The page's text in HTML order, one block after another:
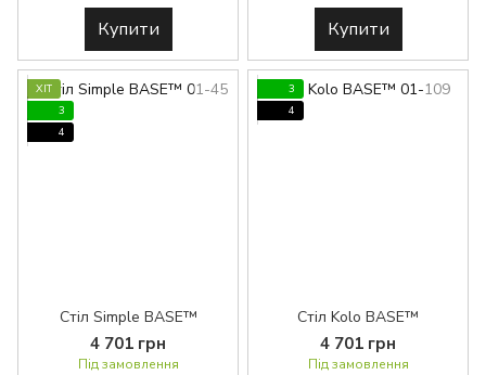
Купити Купити
ХІТ
3
4
Стіл Simple BASE™
4 701 грн
Під замовлення
3
4
Стіл Kolo BASE™
4 701 грн
Під замовлення